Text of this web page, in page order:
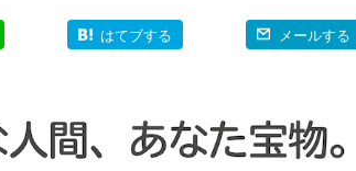
はてブする メールする